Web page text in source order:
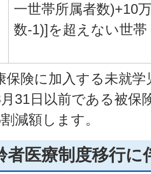
一世帯所属者数)+10
数-1)]を超えない世帯
険に加入する未就学
31日以前である被保
減額します。
者医療制度移行に